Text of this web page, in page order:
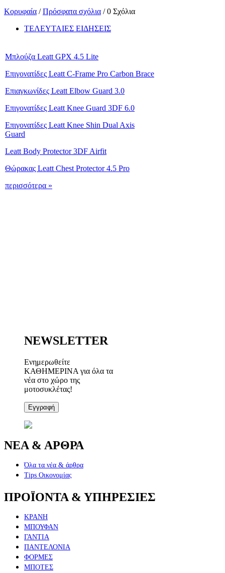
Κορυφαία /Πρόσφατα σχόλια / 0 Σχόλια
ΤΕΛΕΥΤΑΙΕΣ ΕΙΔΗΣΕΙΣ
Μπλούζα Leatt GPX 4.5 Lite
Επιγονατίδες Leatt C-Frame Pro Carbon Brace
Επιαγκωνίδες Leatt Elbow Guard 3.0
Επιγονατίδες Leatt Knee Guard 3DF 6.0
Επιγονατίδες Leatt Knee Shin Dual Axis
Guard
Leatt Body Protector 3DF Airfit
Θώρακας Leatt Chest Protector 4.5 Pro
περισσότερα »
NEWSLETTER
Ενημερωθείτε
ΚΑΘΗΜΕΡΙΝΑ για όλα τα
νέα στο χώρο της
μοτοσυκλέτας!
Εγγραφή
ΝΕΑ & ΑΡΘΡΑ
Όλα τα νέα & άρθρα
Tips Οικονομίας
ΠΡΟΪΟΝΤΑ & ΥΠΗΡΕΣΙΕΣ
ΚΡΑΝΗ
ΜΠΟΥΦΑΝ
ΓΑΝΤΙΑ
ΠΑΝΤΕΛΟΝΙΑ
ΦΟΡΜΕΣ
ΜΠΟΤΕΣ